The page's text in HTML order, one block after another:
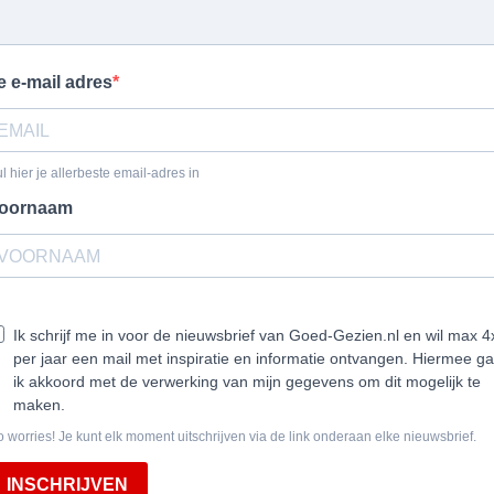
e-mail adres
hier je allerbeste email-adres in
Ik schrijf me in voor de nieuwsbrief van Goed-Gezien.nl en wil max
per jaar een mail met inspiratie en informatie ontvangen. Hiermee ga
ik akkoord met de verwerking van mijn gegevens om dit mogelijk te
maken.
worries! Je kunt elk moment uitschrijven via de link onderaan elke nieuwsbrief.
INSCHRIJVEN